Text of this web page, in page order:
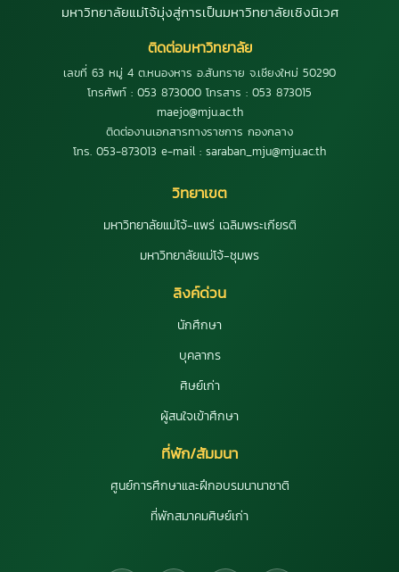
มหาวิทยาลัยแม่โจ้มุ่งสู่การเป็นมหาวิทยาลัยเชิงนิเวศ
ติดต่อมหาวิทยาลัย
เลขที่ 63 หมู่ 4 ต.หนองหาร อ.สันทราย จ.เชียงใหม่ 50290
โทรศัพท์ : 053 873000 โทรสาร : 053 873015
maejo@mju.ac.th
ติดต่องานเอกสารทางราชการ กองกลาง
โทร. 053-873013 e-mail : saraban_mju@mju.ac.th
วิทยาเขต
มหาวิทยาลัยแม่โจ้-แพร่ เฉลิมพระเกียรติ
มหาวิทยาลัยแม่โจ้-ชุมพร
ลิงค์ด่วน
นักศึกษา
บุคลากร
ศิษย์เก่า
ผู้สนใจเข้าศึกษา
ที่พัก/สัมมนา
ศูนย์การศึกษาและฝึกอบรมนานาชาติ
ที่พักสมาคมศิษย์เก่า